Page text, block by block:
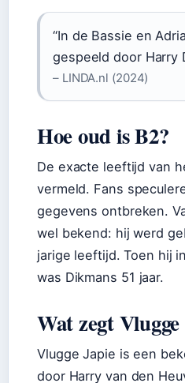
“In de Bassie en
gespeeld door Harry
– LINDA.nl (2024)
Hoe oud is B2?
De exacte leeftijd van
vermeld. Fans
gegevens ontbreken.
wel bekend: hij werd
jarige leeftijd. Toen hij
was Dikmans 51 jaar.
Wat zegt
Vlugge Japie is een
door Harry van den